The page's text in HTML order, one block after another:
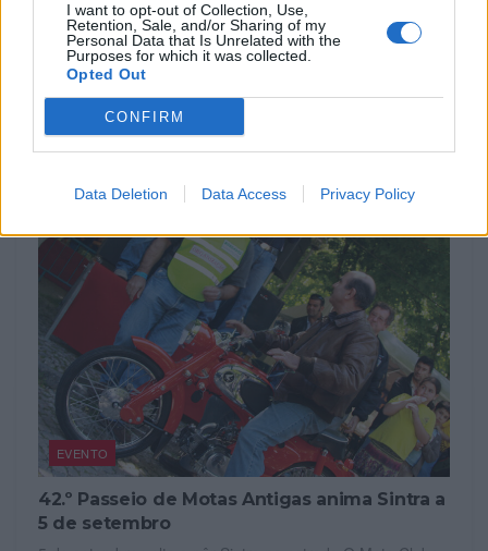
I want to opt-out of Collection, Use,
Retention, Sale, and/or Sharing of my
Personal Data that Is Unrelated with the
Purposes for which it was collected.
Opted Out
CONFIRM
Data Deletion Data Access Privacy Policy
Indian Chief Vintage Sturgis – Nova versão
limitada
A nova Indian Chief Vintage Sturgis, SD Edition,
homenageia o papel fundamental da Indian Motorcycle nas
origens do encontro...
POR FERNANDO NETO 7 AGOSTO, 2026
EVENTO
42.º Passeio de Motas Antigas anima Sintra a
5 de setembro